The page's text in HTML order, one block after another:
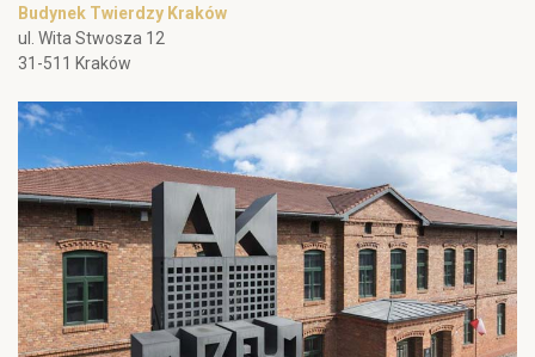
Budynek Twierdzy Kraków
ul. Wita Stwosza 12
31-511 Kraków